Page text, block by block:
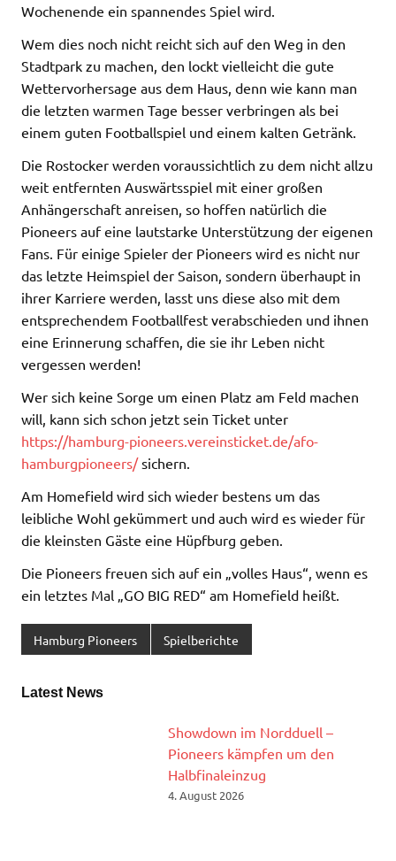
Wochenende ein spannendes Spiel wird.
Wem dies noch nicht reicht sich auf den Weg in den
Stadtpark zu machen, den lockt vielleicht die gute
Wettervorhersage aus dem Haus, denn wie kann man
die letzten warmen Tage besser verbringen als bei
einem guten Footballspiel und einem kalten Getränk.
Die Rostocker werden voraussichtlich zu dem nicht allzu
weit entfernten Auswärtsspiel mit einer großen
Anhängerschaft anreisen, so hoffen natürlich die
Pioneers auf eine lautstarke Unterstützung der eigenen
Fans. Für einige Spieler der Pioneers wird es nicht nur
das letzte Heimspiel der Saison, sondern überhaupt in
ihrer Karriere werden, lasst uns diese also mit dem
entsprechendem Footballfest verabschieden und ihnen
eine Erinnerung schaffen, die sie ihr Leben nicht
vergessen werden!
Wer sich keine Sorge um einen Platz am Feld machen
will, kann sich schon jetzt sein Ticket unter
https://hamburg-pioneers.vereinsticket.de/afo-
hamburgpioneers/sichern.
Am Homefield wird sich wieder bestens um das
leibliche Wohl gekümmert und auch wird es wieder für
die kleinsten Gäste eine Hüpfburg geben.
Die Pioneers freuen sich auf ein „volles Haus“, wenn es
ein letztes Mal „GO BIG RED“ am Homefield heißt.
Hamburg Pioneers Spielberichte
Latest News
Showdown im Nordduell –
Pioneers kämpfen um den
Halbfinaleinzug
4. August 2026